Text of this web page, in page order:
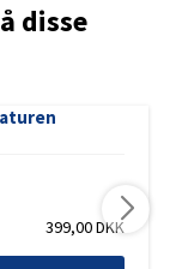
disse
399,00DKK